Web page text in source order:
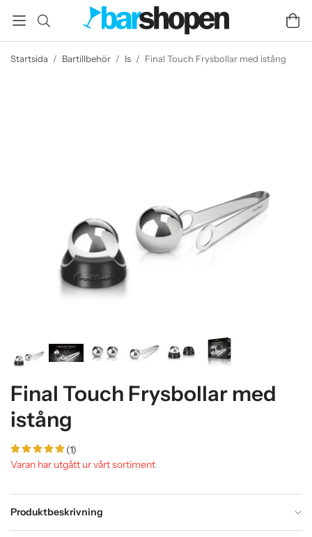
Startsida / Bartillbehör / Is / Final Touch Frysbollar med istång
Final Touch Frysbollar med
istång
(1)
Varan har utgått ur vårt sortiment
Produktbeskrivning